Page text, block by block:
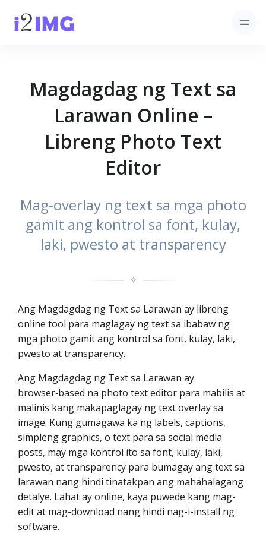
Magdagdag ng Text sa
Larawan Online –
Libreng Photo Text
Editor
Mag-overlay ng text sa mga photo
gamit ang kontrol sa font, kulay,
laki, pwesto at transparency
✧
Ang Magdagdag ng Text sa Larawan ay libreng
online tool para maglagay ng text sa ibabaw ng
mga photo gamit ang kontrol sa font, kulay, laki,
pwesto at transparency.
Ang Magdagdag ng Text sa Larawan ay
browser‑based na photo text editor para mabilis at
malinis kang makapaglagay ng text overlay sa
image. Kung gumagawa ka ng labels, captions,
simpleng graphics, o text para sa social media
posts, may mga kontrol ito sa font, kulay, laki,
pwesto, at transparency para bumagay ang text sa
larawan nang hindi tinatakpan ang mahahalagang
detalye. Lahat ay online, kaya puwede kang mag-
edit at mag-download nang hindi nag-i-install ng
software.